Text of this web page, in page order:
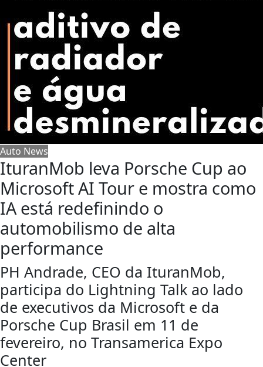
Auto News
IturanMob leva Porsche Cup ao
Microsoft AI Tour e mostra como
IA está redefinindo o
automobilismo de alta
performance
PH Andrade, CEO da IturanMob,
participa do Lightning Talk ao lado
de executivos da Microsoft e da
Porsche Cup Brasil em 11 de
fevereiro, no Transamerica Expo
Center